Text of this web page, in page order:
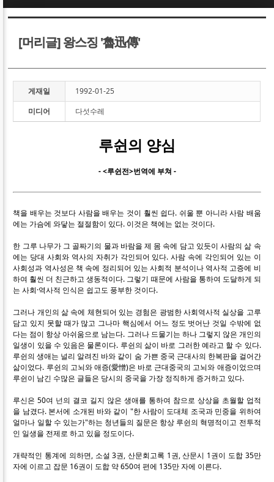
[머리글] 왕스징 '魯迅傳'
게재일
1992-01-25
미디어
다섯수레
루쉰의 양심
- <루쉰전>번역에 부쳐 -
책을 배우는 것보다 사람을 배우는 것이 훨씬 쉽다. 쉬울 뿐 아니라 사람 배움
에는 가슴에 와닿는 절절함이 있다. 이것은 책에는 없는 것이다.
한 그루 나무가 그 골짜기의 물과 바람을 제 몸 속에 담고 있듯이 사람의 삶 속
에는 당대 사회와 역사의 자취가 각인되어 있다. 사람 속에 각인되어 있는 이
사회성과 역사성은 책 속에 정리되어 있는 사회적 분석이나 역사적 고증에 비
하여 훨씬 더 친근하고 생동적이다. 그렇기 때문에 사람을 통하여 도달하게 되
는 사회·역사적 인식은 쉽고도 풍부한 것이다.
그러나 개인의 삶 속에 체현되어 있는 경험은 광범한 사회역사적 실상을 고루
담고 있지 못할 때가 많고 그나마 핵심에서 어느 정도 벗어난 것일 수밖에 없
다는 점이 항상 아쉬움으로 남는다. 그러나 드물기는 하나 그렇지 않은 개인의
일생이 있을 수 있음은 물론이다. 루쉰의 삶이 바로 그러한 예라고 할 수 있다.
루쉰의 생애는 널리 알려진 바와 같이 숨 가쁜 중국 근대사의 한복판을 걸어간
삶이었다. 루쉰의 고뇌와 애증(愛憎)은 바로 근대중국의 고뇌와 애증이었으며
루쉰이 남긴 수많은 글들은 당시의 중국을 가장 정직하게 증거하고 있다.
루신은 50여 넌의 결코 길지 않은 생애를 통하여 참으로 상상을 초월할 업적
을 남겼다. 본서에 소개된 바와 같이 "한 사람이 도대체 조국과 민중을 위하여
얼마나 일할 수 있는가"하는 청년들의 질문은 항상 루쉰의 혁명적이고 전투적
인 일생을 전제로 하고 있을 정도이다.
개략적인 통계에 의하면, 소설 3권, 산문회고록 1권, 산문시 1권이 도합 35만
자에 이르고 잡문 16권이 도합 약 650여 편에 135만 자에 이른다.
Sketchbook5, 스케치북5
Sketchbook5, 스케치북5
Sketchbook5, 스케치북5
Sketchbook5, 스케치북5